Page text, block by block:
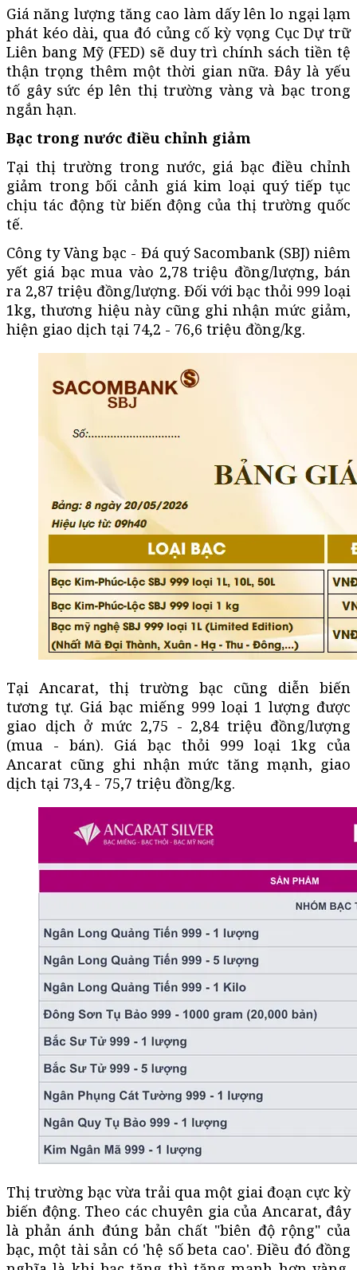
Giá năng lượng tăng cao làm dấy lên lo ngại lạm
phát kéo dài, qua đó củng cố kỳ vọng Cục Dự trữ
Liên bang Mỹ (FED) sẽ duy trì chính sách tiền tệ
thận trọng thêm một thời gian nữa. Đây là yếu
tố gây sức ép lên thị trường vàng và bạc trong
ngắn hạn.
Bạc trong nước điều chỉnh giảm
Tại thị trường trong nước, giá bạc điều chỉnh
giảm trong bối cảnh giá kim loại quý tiếp tục
chịu tác động từ biến động của thị trường quốc
tế.
Công ty Vàng bạc - Đá quý Sacombank (SBJ) niêm
yết giá bạc mua vào 2,78 triệu đồng/lượng, bán
ra 2,87 triệu đồng/lượng. Đối với bạc thỏi 999 loại
1kg, thương hiệu này cũng ghi nhận mức giảm,
hiện giao dịch tại 74,2 - 76,6 triệu đồng/kg.
Tại Ancarat, thị trường bạc cũng diễn biến
tương tự. Giá bạc miếng 999 loại 1 lượng được
giao dịch ở mức 2,75 - 2,84 triệu đồng/lượng
(mua - bán). Giá bạc thỏi 999 loại 1kg của
Ancarat cũng ghi nhận mức tăng mạnh, giao
dịch tại 73,4 - 75,7 triệu đồng/kg.
Thị trường bạc vừa trải qua một giai đoạn cực kỳ
biến động. Theo các chuyên gia của Ancarat, đây
là phản ánh đúng bản chất "biên độ rộng" của
bạc, một tài sản có 'hệ số beta cao'. Điều đó đồng